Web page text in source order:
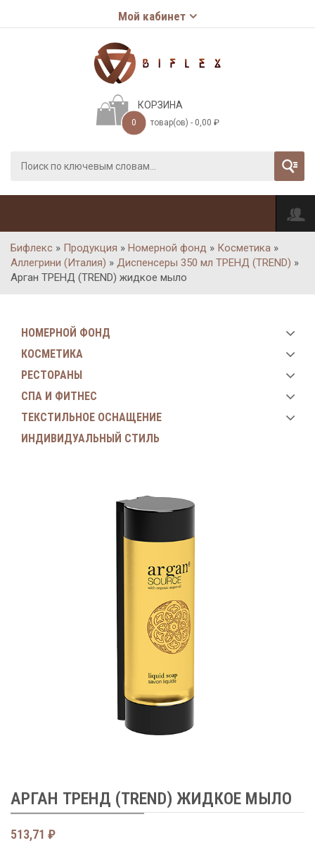
Мой кабинет
КОРЗИНА
0 товар(ов) - 0,00 ₽
Бифлекс » Продукция » Номерной фонд » Косметика »
Аллегрини (Италия) » Диспенсеры 350 мл ТРЕНД (TREND) »
Арган ТРЕНД (TREND) жидкое мыло
НОМЕРНОЙ ФОНД
КОСМЕТИКА
РЕСТОРАНЫ
СПА И ФИТНЕС
ТЕКСТИЛЬНОЕ ОСНАЩЕНИЕ
ИНДИВИДУАЛЬНЫЙ СТИЛЬ
АРГАН ТРЕНД (TREND) ЖИДКОЕ МЫЛО
513,71 ₽